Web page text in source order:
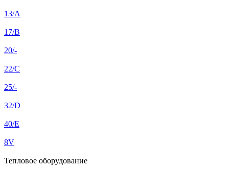
13/A
17/B
20/-
22/C
25/-
32/D
40/E
8V
Тепловое оборудование